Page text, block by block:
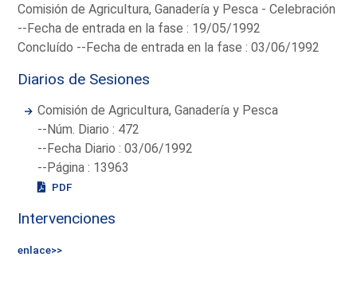
Comisión de Agricultura, Ganadería y Pesca - Celebración
--Fecha de entrada en la fase : 19/05/1992
Concluído --Fecha de entrada en la fase : 03/06/1992
Diarios de Sesiones
Comisión de Agricultura, Ganadería y Pesca
--Núm. Diario : 472
--Fecha Diario : 03/06/1992
--Página : 13963
PDF
Intervenciones
enlace>>